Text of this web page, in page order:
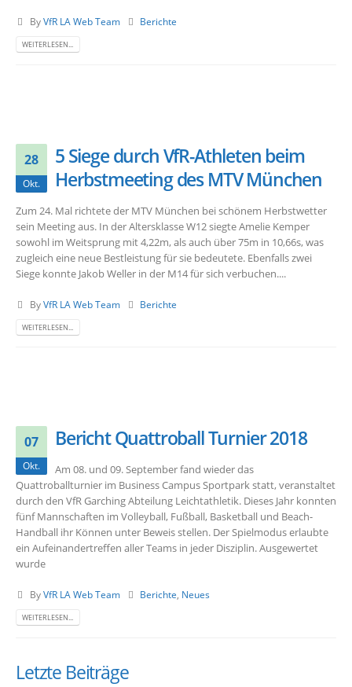
ByVfR LA Web Team Berichte
WEITERLESEN...
28
Okt.
5 Siege durch VfR-Athleten beim
Herbstmeeting des MTV München
Zum 24. Mal richtete der MTV München bei schönem Herbstwetter
sein Meeting aus. In der Altersklasse W12 siegte Amelie Kemper
sowohl im Weitsprung mit 4,22m, als auch über 75m in 10,66s, was
zugleich eine neue Bestleistung für sie bedeutete. Ebenfalls zwei
Siege konnte Jakob Weller in der M14 für sich verbuchen....
ByVfR LA Web Team Berichte
WEITERLESEN...
07
Okt.
Bericht Quattroball Turnier 2018
Am 08. und 09. September fand wieder das
Quattroballturnier im Business Campus Sportpark statt, veranstaltet
durch den VfR Garching Abteilung Leichtathletik. Dieses Jahr konnten
fünf Mannschaften im Volleyball, Fußball, Basketball und Beach-
Handball ihr Können unter Beweis stellen. Der Spielmodus erlaubte
ein Aufeinandertreffen aller Teams in jeder Disziplin. Ausgewertet
wurde
ByVfR LA Web Team Berichte Neues
WEITERLESEN...
Letzte Beiträge